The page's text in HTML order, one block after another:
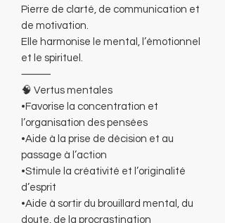
Pierre de clarté, de communication et
de motivation.
Elle harmonise le mental, l’émotionnel
et le spirituel.
⸻
🧠 Vertus mentales
•Favorise la concentration et
l’organisation des pensées
•Aide à la prise de décision et au
passage à l’action
•Stimule la créativité et l’originalité
d’esprit
•Aide à sortir du brouillard mental, du
doute, de la procrastination